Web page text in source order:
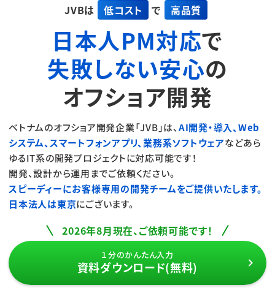
JVBは 低コスト で 高品質
日本人PM対応で
失敗しない安心の
オフショア開発
ベトナムのオフショア開発企業「JVB」は、AI開発・導入、Web
システム、 スマートフォンアプリ、業務系ソフトウェアなどあら
ゆるIT系の開発プロジェクトに対応可能です！
開発、設計から運用までご依頼ください。
スピーディーにお客様専用の開発チームをご提供いたします。
日本法人は東京にございます。
2026年8月現在、ご依頼可能です！
１分のかんたん入力
資料ダウンロード(無料)